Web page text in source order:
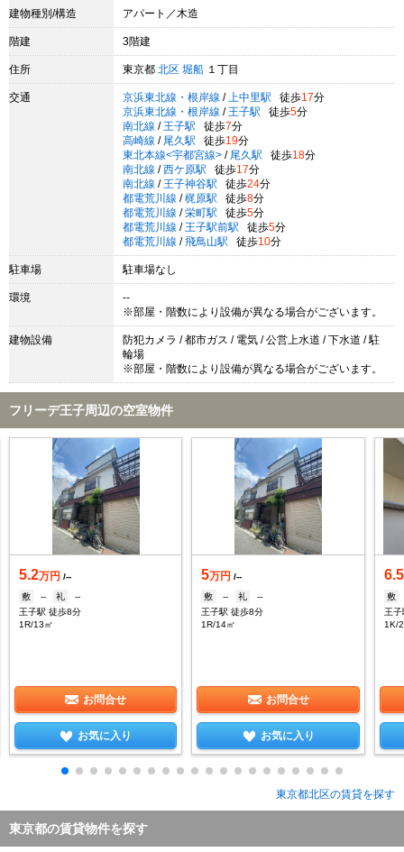
建物種別/構造 アパート／木造
階建 3階建
住所 東京都 北区 堀船 １丁目
交通 京浜東北線・根岸線 / 上中里駅 徒歩17分
京浜東北線・根岸線 / 王子駅 徒歩5分
南北線 / 王子駅 徒歩7分
高崎線 / 尾久駅 徒歩19分
東北本線<宇都宮線> / 尾久駅 徒歩18分
南北線 / 西ケ原駅 徒歩17分
南北線 / 王子神谷駅 徒歩24分
都電荒川線 / 梶原駅 徒歩8分
都電荒川線 / 栄町駅 徒歩5分
都電荒川線 / 王子駅前駅 徒歩5分
都電荒川線 / 飛鳥山駅 徒歩10分
駐車場 駐車場なし
環境
--
※部屋・階数により設備が異なる場合がございます。
建物設備
防犯カメラ / 都市ガス / 電気 / 公営上水道 / 下水道 / 駐
輪場
※部屋・階数により設備が異なる場合がございます。
フリーデ王子周辺の空室物件
5.2万円 /--
敷
-- 礼
--
王子駅 徒歩8分
1R/13㎡
お問合せ
お気に入り
5万円 /--
敷
-- 礼
--
王子駅 徒歩8分
1R/14㎡
お問合せ
お気に入り
6.5
敷
王子
1K/
東京都北区の賃貸を探す
東京都の賃貸物件を探す